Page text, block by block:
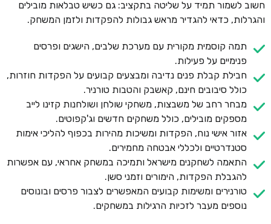
חשוב לשמור תמיד על שליטה בתקציב: גם כשיש טבלאות מובילים
והגרלות, כדאי להגדיר מראש גבולות להפקדות ולזמן המשחק.
תמה קוסמית מקורית עם מערכת שלבים, הישגים ופרסים
פנימיים על פעילות.
חבילת קבלת פנים נדיבה ומבצעים קבועים על הפקדות חוזרות,
כולל סיבובים חינם, קאשבק והטבות טורניר.
מבחר רחב של משבצות, משחקי שולחן ושולחנות קזינו לייב
מספקים מובילים, כולל משחקים חדשים וג'קפוטים.
אזור אישי נוח, הפקדות ומשיכות מהירות בכפוף להליכי אימות
סטנדרטיים ולכללי אבטחה מחמירים.
התאמה לשחקנים מישראל ותמיכה במשחק אחראי, עם אפשרות
להגבלת הפקדות, הימורים וזמני סשן.
טורנירים ומשימות קבועים המאפשרים לצבור פרסים ובונוסים
נוספים מעבר לזכיות הרגילות במשחקים.